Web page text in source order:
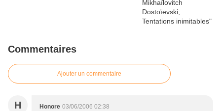
Commentaires
Ajouter un commentaire
H Honore 03/06/2006 02:38